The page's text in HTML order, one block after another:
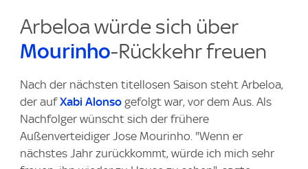
Arbeloa würde sich über
Mourinho-Rückkehr freuen
Nach der nächsten titellosen Saison steht Arbeloa,
der aufXabi Alonso gefolgt war, vor dem Aus. Als
Nachfolger wünscht sich der frühere
Außenverteidiger Jose Mourinho. "Wenn er
nächstes Jahr zurückkommt, würde ich mich sehr